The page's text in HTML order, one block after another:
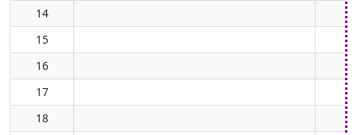
14
15
16
17
18